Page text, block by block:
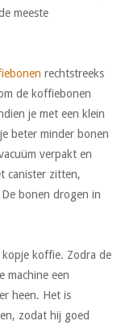
meeste
rechtstreeks
de koffiebonen
je met een klein
beter minder bonen
verpakt en
canister zitten,
bonen drogen in
koffie. Zodra de
machine een
heen. Het is
zodat hij goed